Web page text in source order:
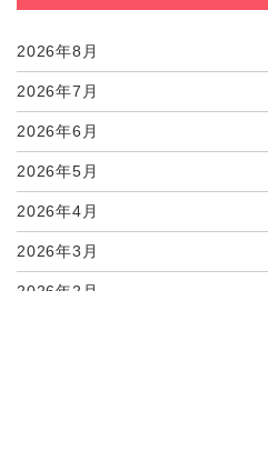
06月07日終始安心して進めるこ...
2026年8月
2026年7月
2026年6月
2026年5月
2026年4月
2026年3月
2026年2月